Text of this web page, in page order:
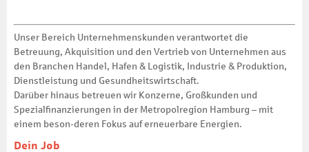
Unser Bereich Unternehmenskunden verantwortet die
Betreuung, Akquisition und den Vertrieb von Unternehmen aus
den Branchen Handel, Hafen & Logistik, Industrie & Produktion,
Dienstleistung und Gesundheitswirtschaft.
Darüber hinaus betreuen wir Konzerne, Großkunden und
Spezialfinanzierungen in der Metropolregion Hamburg – mit
einem beson-deren Fokus auf erneuerbare Energien.
Dein Job